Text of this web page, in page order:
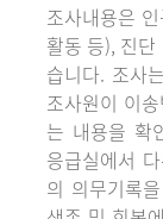
조사내용은
활동 등), 진
습니다. 조사
조사원이 이
는 내용을 확
응급실에서
의 의무기록